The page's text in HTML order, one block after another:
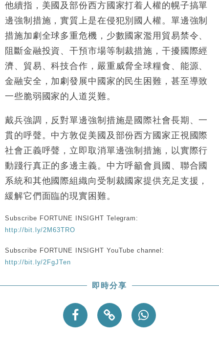
12:44
財經｜日本春季三度入市撐日圓 4月單日斥6.28萬億
日圓干預創新高
11:12
國際｜特朗普料美伊戰事快結束 承認部分彈藥庫存緊
張
15:59
財經｜SA售股自救後再出手 斥4億美元押注未上市公
司
他續指，美國及部份西方國家打着人權的幌子搞單
邊強制措施，實質上是在侵犯別國人權。單邊強制
措施加劇全球多重危機，少數國家濫用貿易禁令、
阻斷金融投資、干預市場等制裁措施，干擾國際經
濟、貿易、科技合作，嚴重威脅全球糧食、能源、
金融安全，加劇發展中國家的民生困難，甚至導致
一些脆弱國家的人道災難。
戴兵強調，反對單邊強制措施是國際社會長期、一
貫的呼聲。中方敦促美國及部份西方國家正視國際
社會正義呼聲，立即取消單邊強制措施，以實際行
動踐行真正的多邊主義。中方呼籲會員國、聯合國
系統和其他國際組織向受制裁國家提供充足支援，
緩解它們面臨的現實困難。
Subscribe FORTUNE INSIGHT Telegram:
http://bit.ly/2M63TRO
Subscribe FORTUNE INSIGHT YouTube channel:
http://bit.ly/2FgJTen
即時分享